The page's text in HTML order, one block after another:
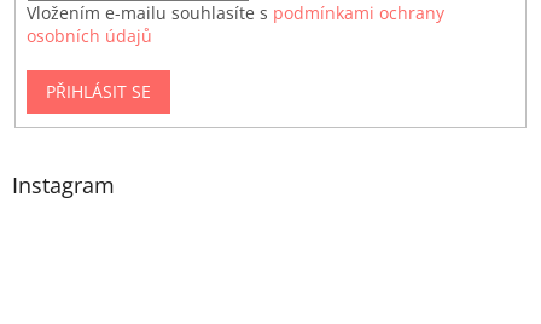
Vložením e-mailu souhlasíte s podmínkami ochrany
osobních údajů
PŘIHLÁSIT SE
Instagram